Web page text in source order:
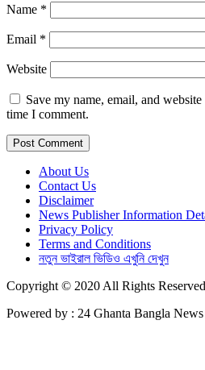
Name *
Email *
Website
Save my name, email, and
time I comment.
About Us
Contact Us
Disclaimer
News Publisher Information
Privacy Policy
Terms and Conditions
নতুন ভাইরাল ভিডিও এখুনি দেখুন
Copyright © 2020 All Rights
Powered by : 24 Ghanta Bangla News